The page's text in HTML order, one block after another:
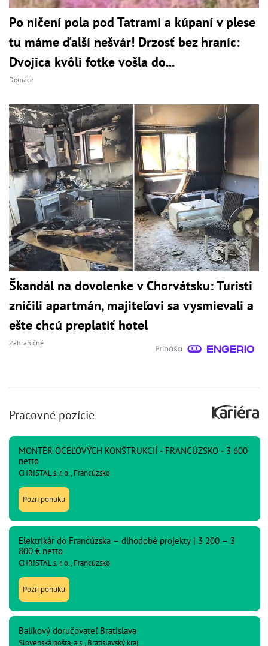
Po ničení pola pod Tatrami a kúpaní v plese
tu máme ďalší nešvár! Drzosť bez hraníc:
Dvojica kvôli fotke vošla do...
Domáce
Škandál na dovolenke v Chorvátsku: Turisti
zničili apartmán, majiteľovi sa vysmievali a
ešte chcú preplatiť hotel
Zahraničné
Pracovné pozície
MONTÉR OCEĽOVÝCH KONŠTRUKCIÍ - FRANCÚZSKO - 3 600
netto
CHRISTAL s. r. o., Francúzsko
Pozri ponuku
Elektrikár do Francúzska – dlhodobé projekty | 3 200 – 3
800 € netto
CHRISTAL s. r. o., Francúzsko
Pozri ponuku
Balíkový doručovateľ Bratislava
Slovenská pošta, a.s., Bratislavský kraj